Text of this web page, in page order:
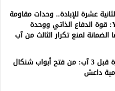
عشرة للإبادة.. وحدات مقاومة
سنجـار الـ YBŞ: قوة الدفاع الذاتي ووحدة
الضمانة لمنع تكرار الثالث من آب
الطبخة الأخيرة قبل 3 آب: من فتح أبواب شنكال
داعش